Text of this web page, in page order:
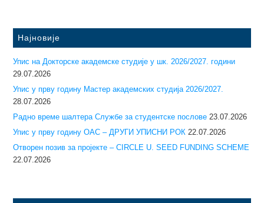
Најновије
Упис на Докторске академске студије у шк. 2026/2027. години
29.07.2026
Упис у прву годину Mастер академских студија 2026/2027.
28.07.2026
Радно време шалтера Службе за студентске послове 23.07.2026
Упис у прву годину ОАС – ДРУГИ УПИСНИ РОК 22.07.2026
Отворен позив за пројекте – CIRCLE U. SEED FUNDING SCHEME
22.07.2026